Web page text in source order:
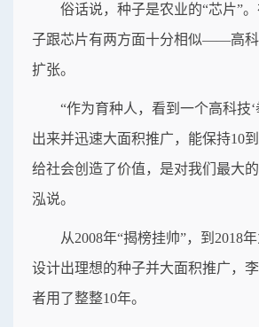
俗话说，种子是农业的“芯片”
子跟芯片有两方面十分相似——高
扩张。
“作为育种人，看到一个高科技‘
出来并迅速大面积推广，能保持10
给社会创造了价值，是对我们最大
泓说。
从2008年“揭榜挂帅”，到2018
设计出理想的种子并大面积推广，
者用了整整10年。